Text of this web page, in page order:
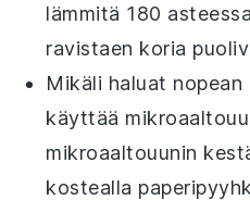
lämmitä 180
ravistaen koria
Mikäli haluat
käyttää
mikroaaltouunin
kostealla